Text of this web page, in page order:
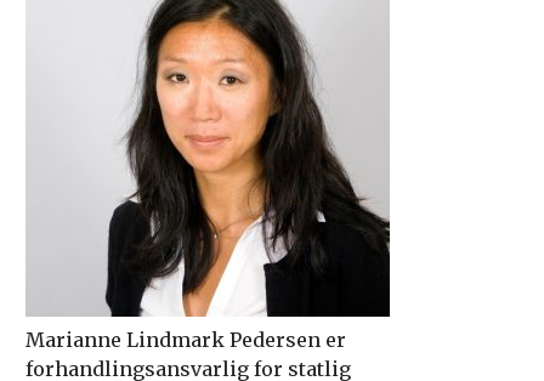
Marianne Lindmark Pedersen er
forhandlingsansvarlig for statlig